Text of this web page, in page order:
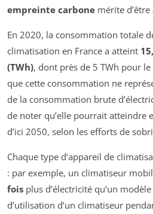
empreinte carbone mérite
En 2020, la consommation totale
climatisation en France a atteint
(TWh), dont près de 5 TWh pour
que cette consommation ne
de la consommation brute
de noter qu’elle pourrait atteindre
d’ici 2050, selon les efforts de
Chaque type d’appareil de
: par exemple, un climatiseur
fois plus d’électricité qu’un
d’utilisation d’un climatiseur